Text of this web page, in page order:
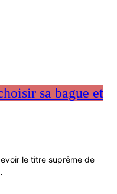
sa bague et
le titre suprême de